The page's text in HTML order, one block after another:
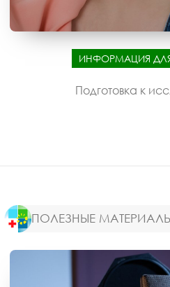
ИНФОРМАЦИЯ
Подготовка к
ПОЛЕЗНЫЕ